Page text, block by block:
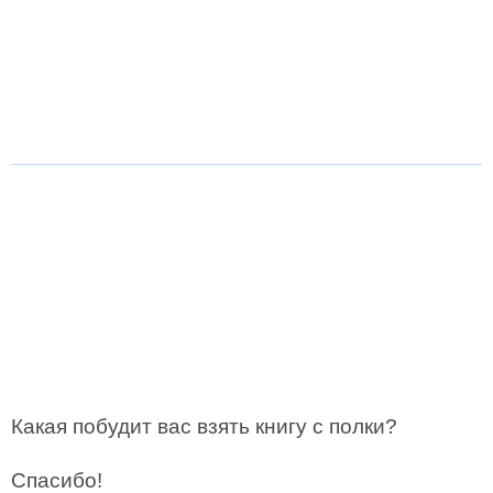
Какая побудит вас взять книгу с полки?
Спасибо!